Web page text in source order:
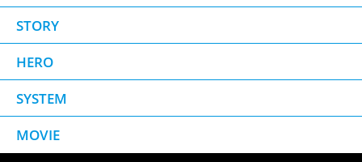
STORY
HERO
SYSTEM
MOVIE